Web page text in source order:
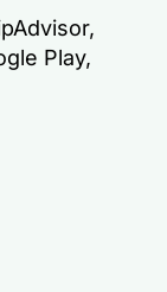
Play,